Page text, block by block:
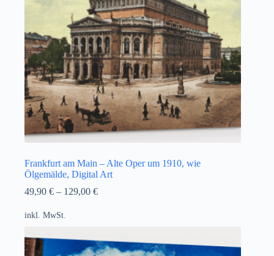
Frankfurt am Main – Alte Oper um 1910, wie
Ölgemälde, Digital Art
49,90 € – 129,00 €
inkl. MwSt.